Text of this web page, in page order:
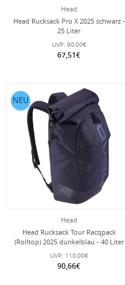
Head
Head Rucksack Pro X 2025 schwarz -
25 Liter
UVP: 90,00€
67,51€
Head
Head Rucksack Tour Racqpack
(Rolltop) 2025 dunkelblau - 40 Liter
UVP: 110,00€
90,66€
NEU